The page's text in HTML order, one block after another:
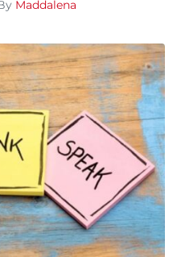
Maddalena